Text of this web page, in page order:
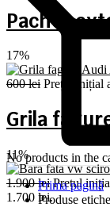
Pachet
17%
600lei Prețul inițial
Grila
11%
1.900lei Prețul
1.700 lei.
No products in the
Prima pagină
Produse